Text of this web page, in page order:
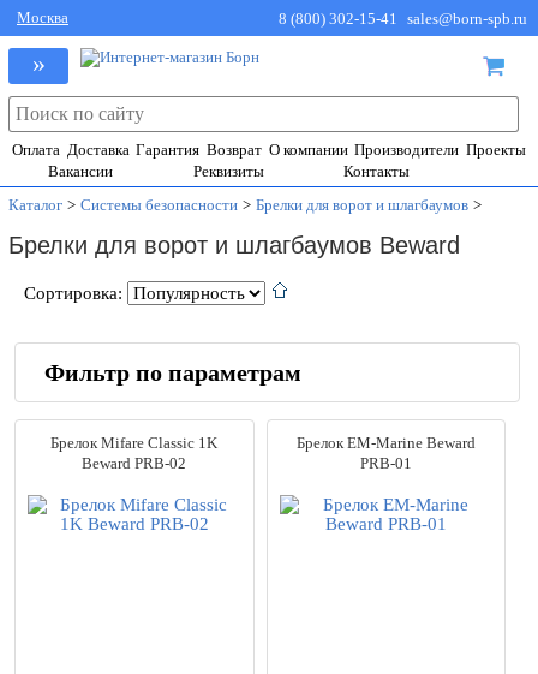
Москва 8 (800) 302-15-41 sales@born-spb.ru
»
Оплата Доставка Гарантия Возврат О компании Производители Проекты
Вакансии
Реквизиты
Контакты
Каталог > Системы безопасности > Брелки для ворот и шлагбаумов >
Брелки для ворот и шлагбаумов Beward
Сортировка:
Фильтр по параметрам
Производители
ACCORDTEC
(5)
Beward
(2)
CAME
(18)
Dahua
(1)
Брелок Mifare Classic 1K
Beward PRB-02
Брелок EM-Marine Beward
PRB-01